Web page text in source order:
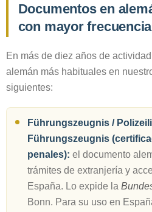
Documentos en
con mayor frecuencia
En más de diez años de
alemán más habituales en
siguientes:
Führungszeugnis /
Führungszeugnis
penales): el documento
trámites de extranjería y
España. Lo expide la
Bonn. Para su uso en